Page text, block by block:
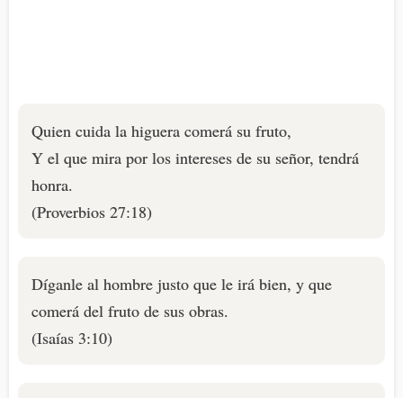
Quien cuida la higuera comerá su fruto,
Y el que mira por los intereses de su señor, tendrá
honra.
(Proverbios 27:18)
Díganle al hombre justo que le irá bien, y que
comerá del fruto de sus obras.
(Isaías 3:10)